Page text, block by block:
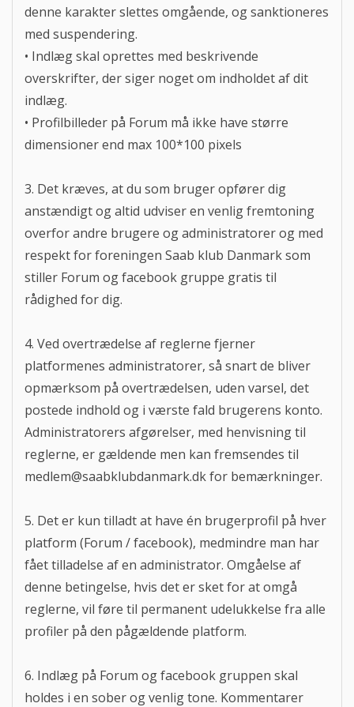
denne karakter slettes omgående, og sanktioneres
med suspendering.
• Indlæg skal oprettes med beskrivende
overskrifter, der siger noget om indholdet af dit
indlæg.
• Profilbilleder på Forum må ikke have større
dimensioner end max 100*100 pixels
3. Det kræves, at du som bruger opfører dig
anstændigt og altid udviser en venlig fremtoning
overfor andre brugere og administratorer og med
respekt for foreningen Saab klub Danmark som
stiller Forum og facebook gruppe gratis til
rådighed for dig.
4. Ved overtrædelse af reglerne fjerner
platformenes administratorer, så snart de bliver
opmærksom på overtrædelsen, uden varsel, det
postede indhold og i værste fald brugerens konto.
Administratorers afgørelser, med henvisning til
reglerne, er gældende men kan fremsendes til
medlem@saabklubdanmark.dkfor bemærkninger.
5. Det er kun tilladt at have én brugerprofil på hver
platform (Forum / facebook), medmindre man har
fået tilladelse af en administrator. Omgåelse af
denne betingelse, hvis det er sket for at omgå
reglerne, vil føre til permanent udelukkelse fra alle
profiler på den pågældende platform.
6. Indlæg på Forum og facebook gruppen skal
holdes i en sober og venlig tone. Kommentarer